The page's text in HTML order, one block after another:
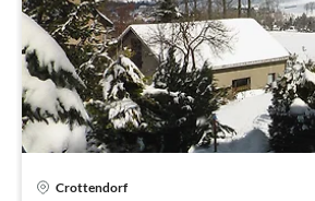
Crottendorf